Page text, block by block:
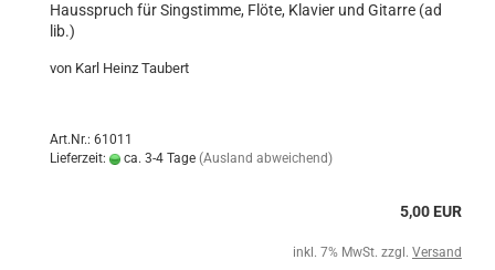
Hausspruch für Singstimme, Flöte, Klavier und Gitarre (ad
lib.)
von Karl Heinz Taubert
Art.Nr.: 61011
Lieferzeit:
ca. 3-4 Tage (Ausland abweichend)
5,00 EUR
inkl. 7% MwSt. zzgl. Versand